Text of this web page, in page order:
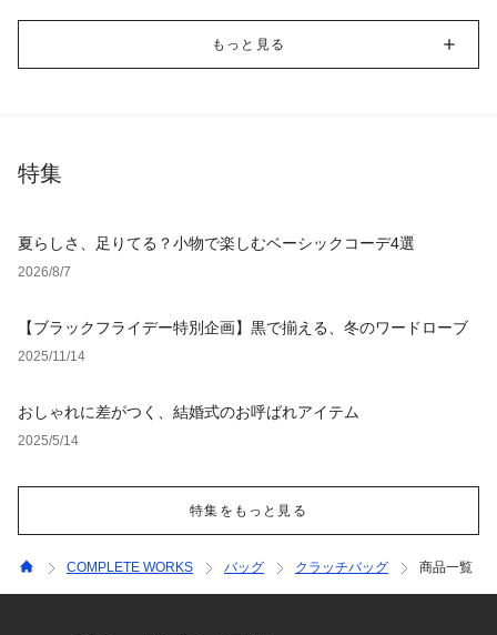
もっと見る
特集
夏らしさ、足りてる？小物で楽しむベーシックコーデ4選
2026/8/7
【ブラックフライデー特別企画】黒で揃える、冬のワードローブ
2025/11/14
おしゃれに差がつく、結婚式のお呼ばれアイテム
2025/5/14
特集をもっと見る
COMPLETE WORKS バッグ クラッチバッグ 商品一覧